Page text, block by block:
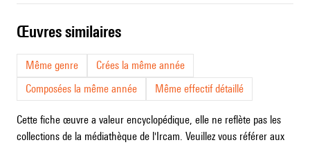
œuvres similaires
Même genre
Crées la même année
Composées la même année
Même effectif détaillé
Cette fiche œuvre a valeur encyclopédique, elle ne reflète pas les
collections de la médiathèque de l'Ircam. Veuillez vous référer aux